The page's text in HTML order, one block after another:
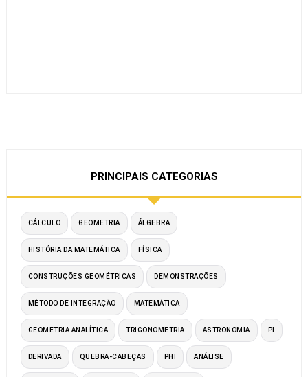
PRINCIPAIS CATEGORIAS
CÁLCULO GEOMETRIA ÁLGEBRA
HISTÓRIA DA MATEMÁTICA FÍSICA
CONSTRUÇÕES GEOMÉTRICAS DEMONSTRAÇÕES
MÉTODO DE INTEGRAÇÃO MATEMÁTICA
GEOMETRIA ANALÍTICA TRIGONOMETRIA ASTRONOMIA PI
DERIVADA QUEBRA-CABEÇAS PHI ANÁLISE